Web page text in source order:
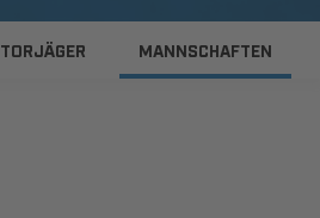
TORJÄGER MANNSCHAFTEN